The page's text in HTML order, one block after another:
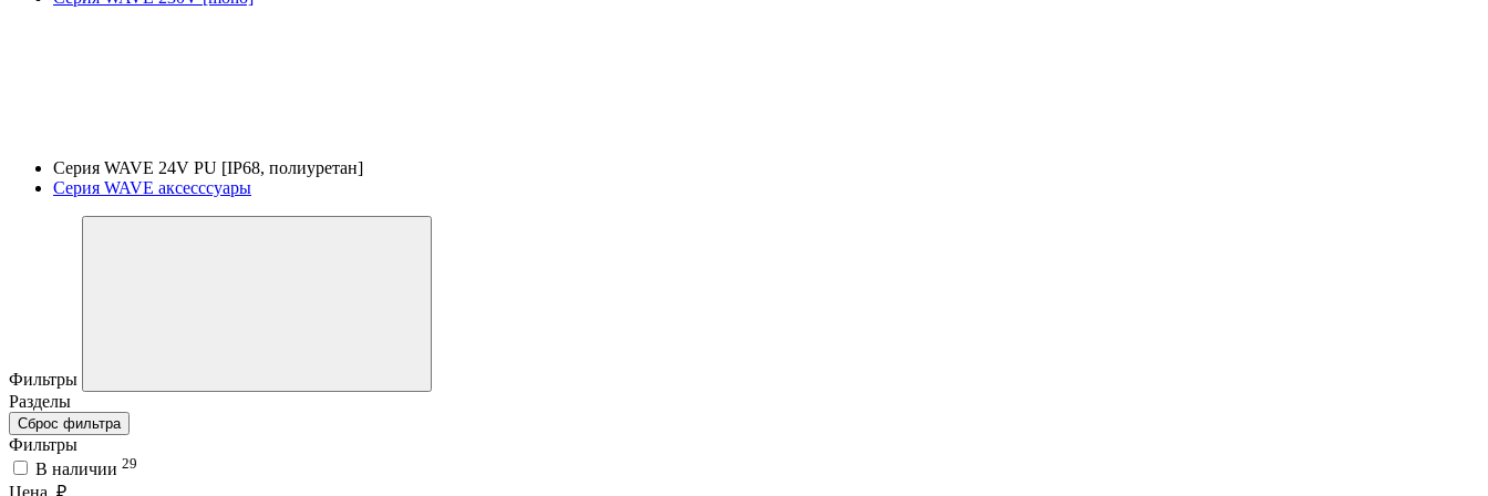
Серия WAVE 24V PU [IP68, полиуретан]
Серия WAVE аксесссуары
Фильтры
Разделы
Сброс фильтра
Фильтры
В наличии 29